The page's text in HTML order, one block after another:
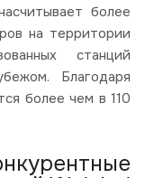
более
на территории
станций
Благодаря
более чем в 110